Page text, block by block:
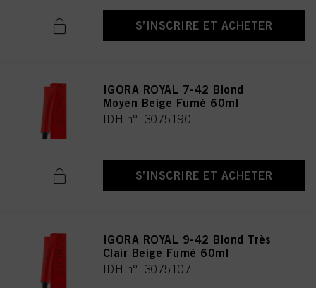
S’INSCRIRE ET ACHETER
IGORA ROYAL 7-42 Blond
Moyen Beige Fumé 60ml
IDH n° 3075190
S’INSCRIRE ET ACHETER
IGORA ROYAL 9-42 Blond Très
Clair Beige Fumé 60ml
IDH n° 3075107